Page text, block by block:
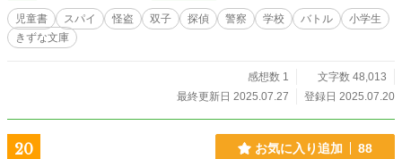
児童書 スパイ 怪盗 双子 探偵 警察 学校 バトル
小学生
きずな文庫
感想数 1
文字数 48,013
最終更新日 2025.07.27
登録日 2025.07.20
20 お気に入り追加 88